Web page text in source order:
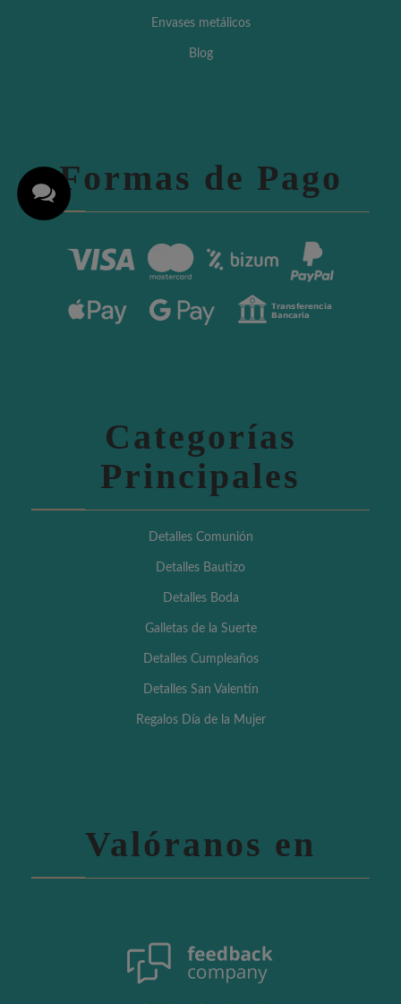
Envases metálicos
Blog
Formas de Pago
Categorías
Principales
Detalles Comunión
Detalles Bautizo
Detalles Boda
Galletas de la Suerte
Detalles Cumpleaños
Detalles San Valentín
Regalos Día de la Mujer
Valóranos en